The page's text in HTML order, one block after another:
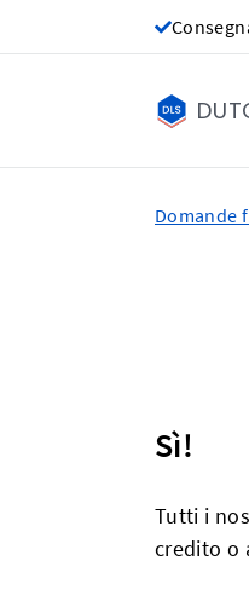
Domande
Sì!
Tutti i
credito o